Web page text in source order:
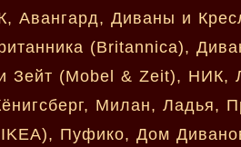
Авангард, Диваны и
(Britannica),
Зейт (Mobel & Zeit), НИК,
Милан, Ладья,
Пуфико, Дом